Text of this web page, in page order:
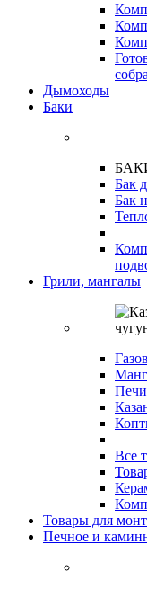
Дымоходы
Баки
Бак
Бак
Грили, мангалы
Печи
Все
Товары для
Печное и